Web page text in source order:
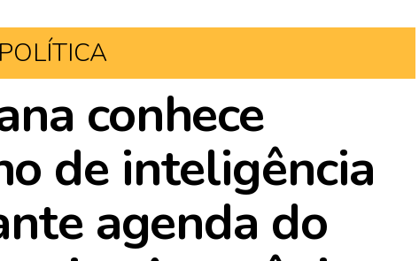
POLÍTICA
conhece
de inteligência
agenda do